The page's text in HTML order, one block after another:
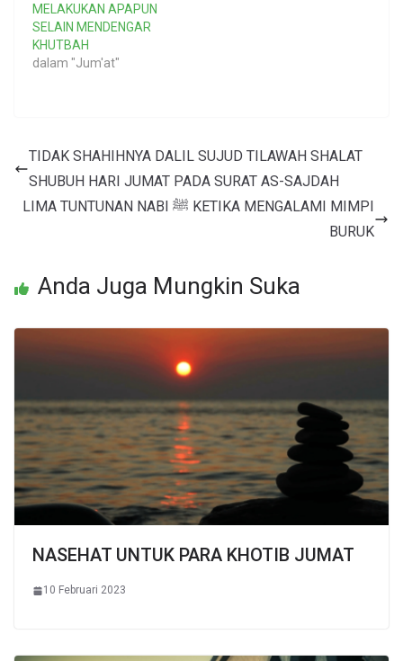
MELAKUKAN APAPUN
SELAIN MENDENGAR
KHUTBAH
dalam "Jum'at"
TIDAK SHAHIHNYA DALIL SUJUD TILAWAH SHALAT
SHUBUH HARI JUMAT PADA SURAT AS-SAJDAH
LIMA TUNTUNAN NABI ﷺ KETIKA MENGALAMI MIMPI
BURUK
Anda Juga Mungkin Suka
NASEHAT UNTUK PARA KHOTIB JUMAT
10 Februari 2023